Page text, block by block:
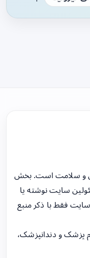
و سلامت است. بخش
سایت نوشته یا
فقط با ذکر منبع
پزشک و دندانپزشک،